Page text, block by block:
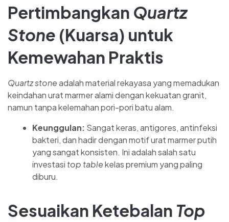
Pertimbangkan Quartz
Stone (Kuarsa) untuk
Kemewahan Praktis
Quartz stoneadalah material rekayasa yang memadukan
keindahan urat marmer alami dengan kekuatan granit,
namun tanpa kelemahan pori-pori batu alam.
Keunggulan: Sangat keras, antigores, antinfeksi
bakteri, dan hadir dengan motif urat marmer putih
yang sangat konsisten. Ini adalah salah satu
investasi top tablekelas premium yang paling
diburu.
Sesuaikan Ketebalan Top